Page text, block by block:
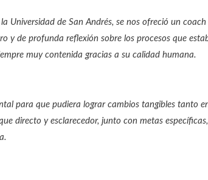
Universidad de San Andrés, se nos ofreció un
y de profunda reflexión sobre los procesos que
muy contenida gracias a su calidad humana.
para que pudiera lograr cambios tangibles tanto
directo y esclarecedor, junto con metas